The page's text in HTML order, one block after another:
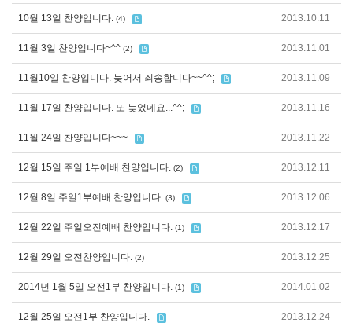
10월 13일 찬양입니다. (4) 2013.10.11
11월 3일 찬양입니다~^^ (2) 2013.11.01
11월10일 찬양입니다. 늦어서 죄송합니다~~^^; 2013.11.09
11월 17일 찬양입니다. 또 늦었네요...^^; 2013.11.16
11월 24일 찬양입니다~~~ 2013.11.22
12월 15일 주일 1부예배 찬양입니다. (2) 2013.12.11
12월 8일 주일1부예배 찬양입니다. (3) 2013.12.06
12월 22일 주일오전예배 찬양입니다. (1) 2013.12.17
12월 29일 오전찬양입니다. (2) 2013.12.25
2014년 1월 5일 오전1부 찬양입니다. (1) 2014.01.02
12월 25일 오전1부 찬양입니다. 2013.12.24